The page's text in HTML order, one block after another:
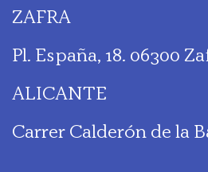
ZAFRA
Pl. España, 18. 06300
ALICANTE
Carrer Calderón de la